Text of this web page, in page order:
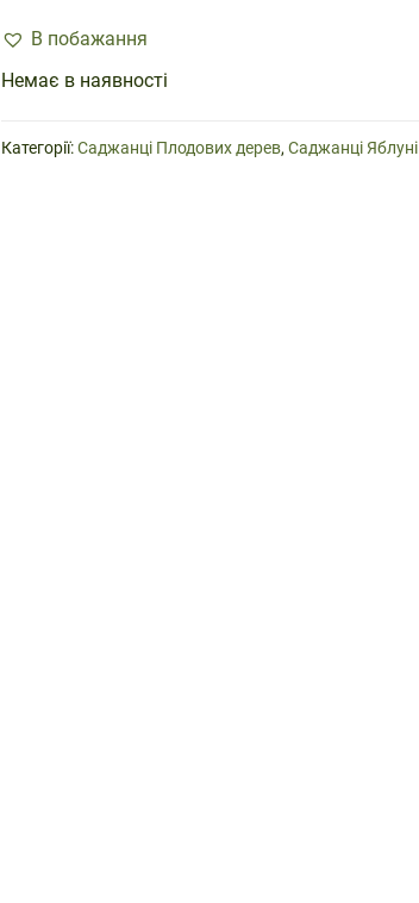
В побажання
Немає в наявності
Категорії:Саджанці Плодових дерев,Саджанці Яблуні